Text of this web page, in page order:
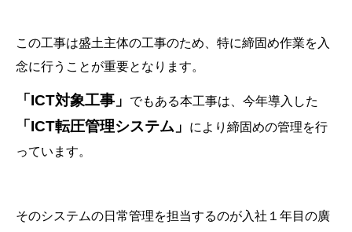
この工事は盛土主体の工事のため、特に締固め作業を入
念に行うことが重要となります。
「 ICT対象工事」 でもある本工事は、今年導入した
「 ICT転圧管理システム」
により締固めの管理を行
っています。
そのシステムの日常管理を担当するのが入社１年目の廣